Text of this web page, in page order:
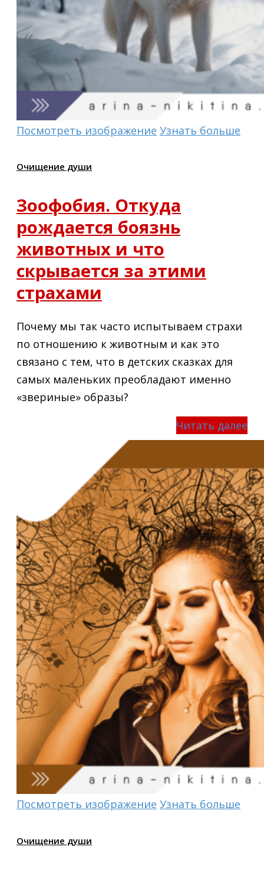
Посмотреть изображение Узнать больше
Очищение души
Зоофобия. Откуда
рождается боязнь
животных и что
скрывается за этими
страхами
Почему мы так часто испытываем страхи
по отношению к животным и как это
связано с тем, что в детских сказках для
самых маленьких преобладают именно
«звериные» образы?
Читать далее
Посмотреть изображение Узнать больше
Очищение души